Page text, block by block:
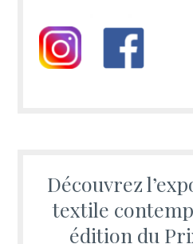
Découvrez
textile
édition du